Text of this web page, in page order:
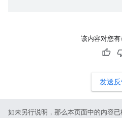
该内容对您有
发送
如未另行说明，那么本页面中的内容已